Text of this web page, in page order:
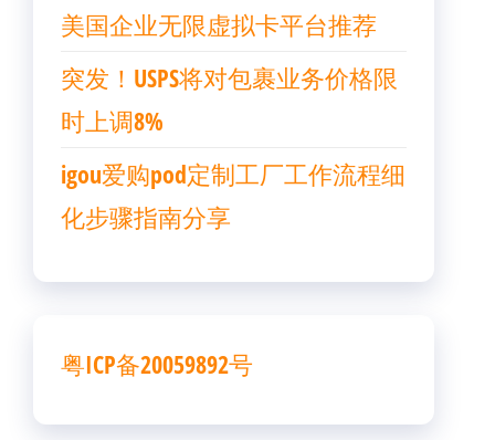
美国企业无限虚拟卡平台推荐
突发！USPS将对包裹业务价格限
时上调8%
igou爱购pod定制工厂工作流程细
化步骤指南分享
粤ICP备20059892号